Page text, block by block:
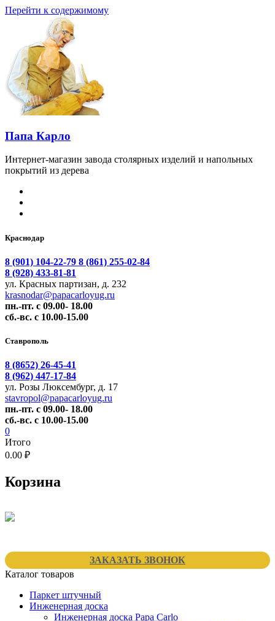
Перейти к содержимому
Папа Карло
Интернет-магазин завода столярных изделий и напольных
покрытий из дерева
Краснодар
8 (901) 104-22-79 8 (861) 255-02-84
8 (928) 433-81-81
ул. Красных партизан, д. 232
krasnodar@papacarloyug.ru
пн.-пт. с 09.00- 18.00
сб.-вс. с 10.00-15.00
Ставрополь
8 (8652) 26-45-41
8 (962) 447-17-84
ул. Розы Люксембург, д. 17
stavropol@papacarloyug.ru
пн.-пт. с 09.00- 18.00
сб.-вс. с 10.00-15.00
0
Итого
0.00 ₽
Корзина
ЗАКАЗАТЬ ЗВОНОК
Каталог товаров
Паркет штучный
Инженерная доска
Инженерная доска Papa Carlo